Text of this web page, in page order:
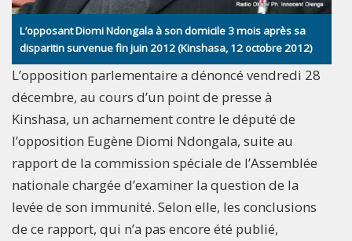
L’opposant Diomi Ndongala à son domicile 3 mois après sa
disparitin survenue fin juin 2012 (Kinshasa, 12 octobre 2012)
L’opposition parlementaire a dénoncé vendredi 28
décembre, au cours d’un point de presse à
Kinshasa, un acharnement contre le député de
l’opposition Eugène Diomi Ndongala, suite au
rapport de la commission spéciale de l’Assemblée
nationale chargée d’examiner la question de la
levée de son immunité. Selon elle, les conclusions
de ce rapport, qui n’a pas encore été publié,